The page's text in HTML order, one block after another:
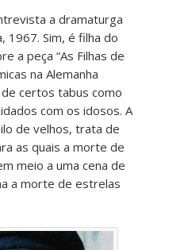
a dramaturga
1967. Sim, é filha do
a peça “As Filhas de
na Alemanha
certos tabus como
com os idosos. A
de velhos, trata de
as quais a morte de
meio a uma cena de
a morte de estrelas